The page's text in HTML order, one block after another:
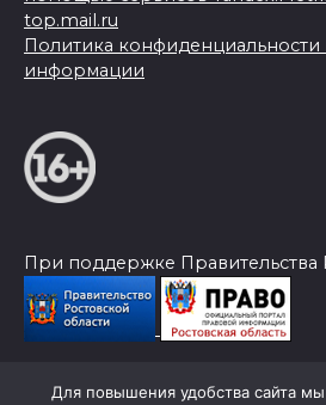
top.mail.ru
Политика
информации
При поддержке Правительства
Для повышения удобства сайта